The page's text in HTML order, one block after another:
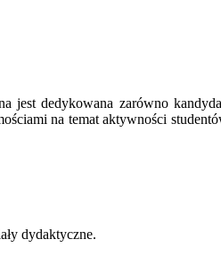
jest dedykowana zarówno
na temat aktywności
dydaktyczne.